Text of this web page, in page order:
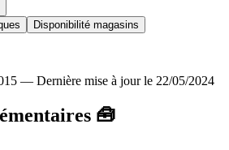
Disponibilité magasins
— Dernière mise à jour le 22/05/2024
🧰